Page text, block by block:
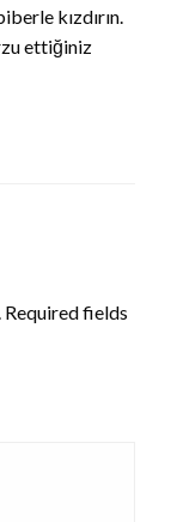
kızdırın.
ettiğiniz
Required fields